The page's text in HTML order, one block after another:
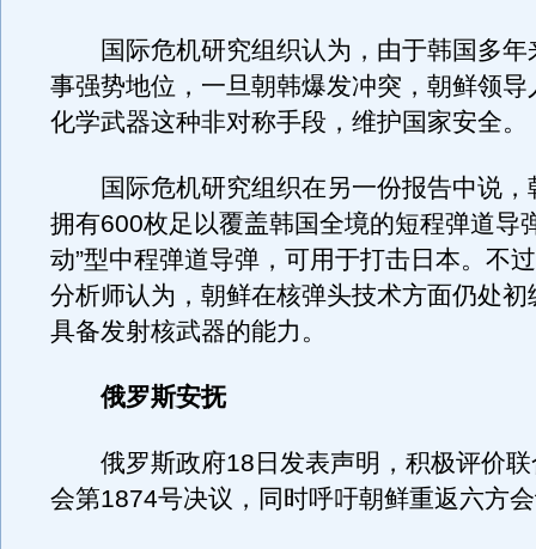
国际危机研究组织认为，由于韩国多年
事强势地位，一旦朝韩爆发冲突，朝鲜领导
化学武器这种非对称手段，维护国家安全。
国际危机研究组织在另一份报告中说，
拥有600枚足以覆盖韩国全境的短程弹道导
动”型中程弹道导弹，可用于打击日本。不
分析师认为，朝鲜在核弹头技术方面仍处初
具备发射核武器的能力。
俄罗斯安抚
俄罗斯政府18日发表声明，积极评价联
会第1874号决议，同时呼吁朝鲜重返六方